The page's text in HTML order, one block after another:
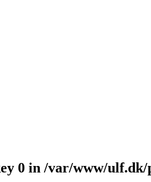
0 in /var/www/ulf.dk/